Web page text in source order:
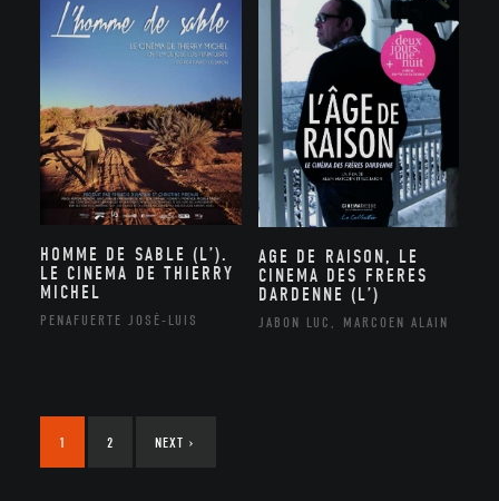
HOMME DE SABLE (L’).
LE CINEMA DE THIERRY
MICHEL
PENAFUERTE JOSÉ-LUIS
AGE DE RAISON, LE
CINEMA DES FRERES
DARDENNE (L’)
JABON LUC, MARCOEN ALAIN
1 2 NEXT ›